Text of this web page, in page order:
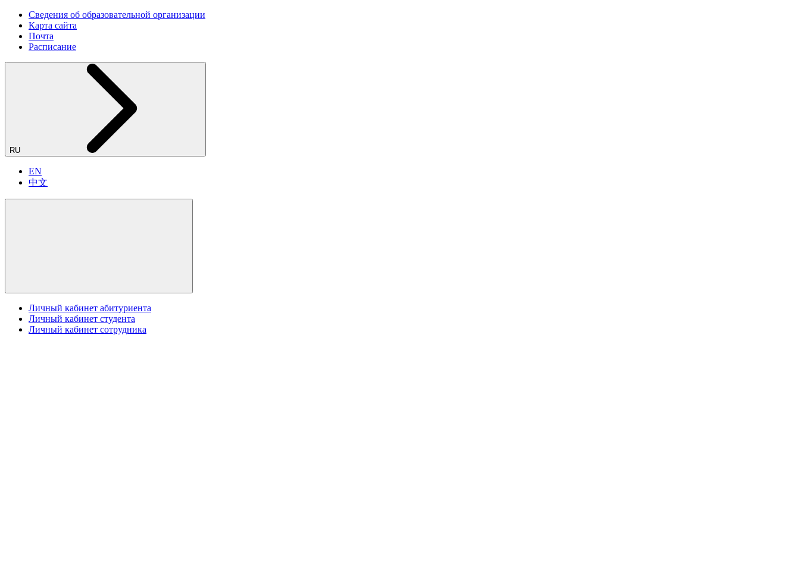
Сведения об образовательной организации
Карта сайта
Почта
Расписание
RU
EN
中文
Личный кабинет абитуриента
Личный кабинет студента
Личный кабинет сотрудника